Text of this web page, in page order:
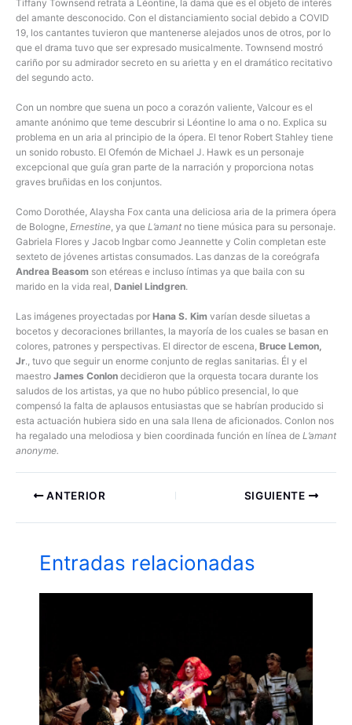
Tiffany Townsend retrata a Léontine, la dama que es el objeto de interés
del amante desconocido. Con el distanciamiento social debido a COVID
19, los cantantes tuvieron que mantenerse alejados unos de otros, por lo
que el drama tuvo que ser expresado musicalmente. Townsend mostró
cariño por su admirador secreto en su arietta y en el dramático recitativo
del segundo acto.
Con un nombre que suena un poco a corazón valiente, Valcour es el
amante anónimo que teme descubrir si Léontine lo ama o no. Explica su
problema en un aria al principio de la ópera. El tenor Robert Stahley tiene
un sonido robusto. El Ofemón de Michael J. Hawk es un personaje
excepcional que guía gran parte de la narración y proporciona notas
graves bruñidas en los conjuntos.
Como Dorothée, Alaysha Fox canta una deliciosa aria de la primera ópera
de Bologne, Ernestine, ya que L’amant no tiene música para su personaje.
Gabriela Flores y Jacob Ingbar como Jeannette y Colin completan este
sexteto de jóvenes artistas consumados. Las danzas de la coreógrafa
Andrea Beasom son etéreas e incluso íntimas ya que baila con su
marido en la vida real, Daniel Lindgren.
Las imágenes proyectadas por Hana S. Kim varían desde siluetas a
bocetos y decoraciones brillantes, la mayoría de los cuales se basan en
colores, patrones y perspectivas. El director de escena, Bruce Lemon,
Jr., tuvo que seguir un enorme conjunto de reglas sanitarias. Él y el
maestro James Conlon decidieron que la orquesta tocara durante los
saludos de los artistas, ya que no hubo público presencial, lo que
compensó la falta de aplausos entusiastas que se habrían producido si
esta actuación hubiera sido en una sala llena de aficionados. Conlon nos
ha regalado una melodiosa y bien coordinada función en línea de L’amant
anonyme.
ANTERIOR SIGUIENTE
Entradas relacionadas